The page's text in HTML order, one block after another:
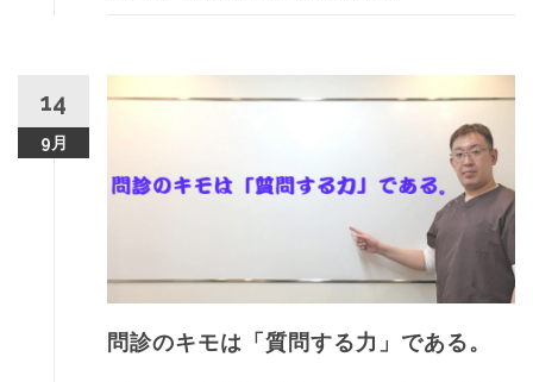
14
9月
問診のキモは「質問する力」である。